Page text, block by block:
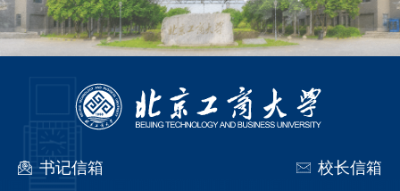
书记信箱 校长信箱